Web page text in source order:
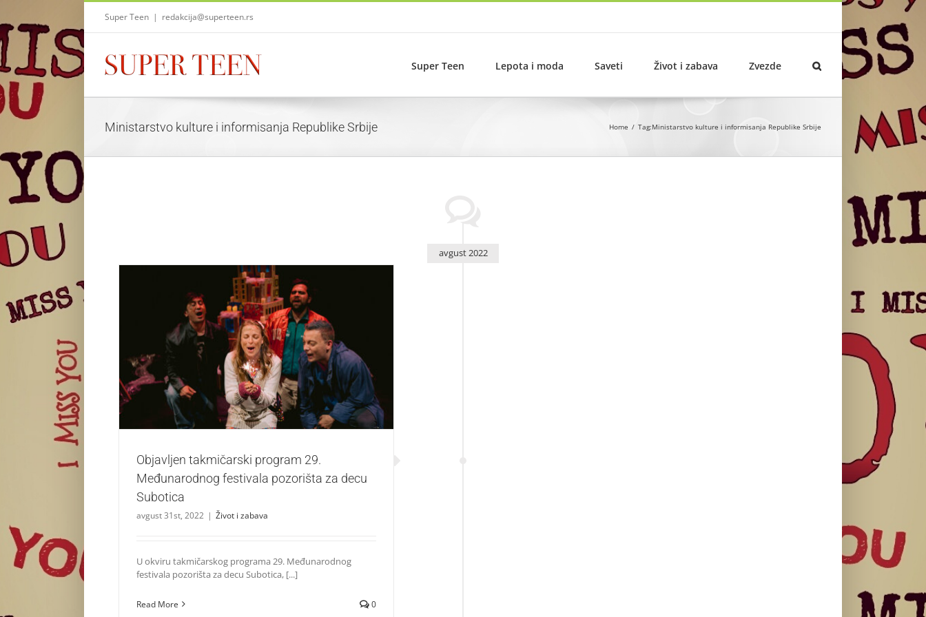
content
Super Teen | redakcija@superteen.rs
Super Teen Lepota i moda Saveti Život i zabava Zvezde
Ministarstvo kulture i informisanja Republike Srbije Home Tag:Ministarstvo kulture i informisanja Republike Srbije
avgust 2022
Objavljen takmičarski program 29. Međunarodnog festivala
pozorišta za decu Subotica
Život i zabava
Objavljen takmičarski program 29.
Međunarodnog festivala pozorišta za decu
Subotica
avgust 31st, 2022 | Život i zabava
U okviru takmičarskog programa 29. Međunarodnog
festivala pozorišta za decu Subotica, [...]
Read More 0